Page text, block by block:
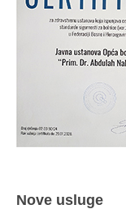
Nove usluge